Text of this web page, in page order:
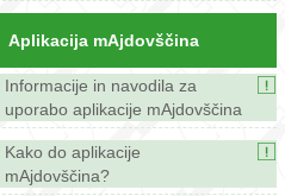
Aplikacija mAjdovščina
Informacije in navodila za
uporabo aplikacije mAjdovščina
Kako do aplikacije
mAjdovščina?